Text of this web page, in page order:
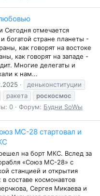
Сегодня отмечается
богатой стране планеты -
как говорят на востоке
как говорят на западе -
Многие делегаты и
к нам...
деньконституции
ракета
роскосмос
0 Форум: Будни SоWы
МС-28 стартовал и
на борт МКС. Вслед за
«Союз МС-28» с
станцией и открытия
составе космонавтов
Сергея Микаева и